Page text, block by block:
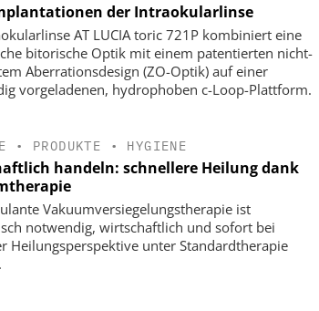
der Intraokularlinse
AT LUCIA toric 721P kombiniert eine
bitorische Optik mit einem patentierten nicht-
Aberrationsdesign (ZO-Optik) auf einer
vorgeladenen, hydrophoben c-Loop-Plattform.
• PRODUKTE • HYGIENE
handeln: schnellere Heilung dank
Vakuumversiegelungstherapie ist
notwendig, wirtschaftlich und sofort bei
Heilungsperspektive unter Standardtherapie